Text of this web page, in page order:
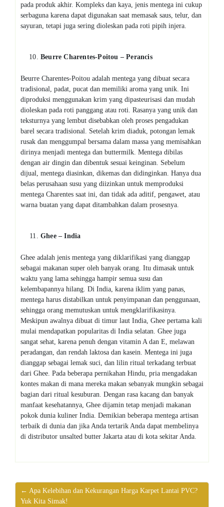
pada produk akhir. Kompleks dan kaya, jenis mentega ini cukup
serbaguna karena dapat digunakan saat memasak saus, telur, dan
sayuran, tetapi juga sering dioleskan pada roti pipih injera.
Beurre Charentes-Poitou – Perancis
Beurre Charentes-Poitou adalah mentega yang dibuat secara
tradisional, padat, pucat dan memiliki aroma yang unik. Ini
diproduksi menggunakan krim yang dipasteurisasi dan mudah
dioleskan pada roti panggang atau roti. Rasanya yang unik dan
teksturnya yang lembut disebabkan oleh proses pengadukan
barel secara tradisional. Setelah krim diaduk, potongan lemak
rusak dan menggumpal bersama dalam massa yang memisahkan
dirinya menjadi mentega dan buttermilk. Mentega dibilas
dengan air dingin dan dibentuk sesuai keinginan. Sebelum
dijual, mentega diasinkan, dikemas dan didinginkan. Hanya dua
belas perusahaan susu yang diizinkan untuk memproduksi
mentega Charentes saat ini, dan tidak ada aditif, pengawet, atau
warna buatan yang dapat ditambahkan dalam prosesnya.
Ghee – India
Ghee adalah jenis mentega yang diklarifikasi yang dianggap
sebagai makanan super oleh banyak orang. Itu dimasak untuk
waktu yang lama sehingga hampir semua susu dan
kelembapannya hilang. Di India, karena iklim yang panas,
mentega harus distabilkan untuk penyimpanan dan penggunaan,
sehingga orang memutuskan untuk mengklarifikasinya.
Meskipun awalnya dibuat di timur laut India, Ghee pertama kali
mulai mendapatkan popularitas di India selatan. Ghee juga
sangat sehat, karena penuh dengan vitamin A dan E, melawan
peradangan, dan rendah laktosa dan kasein. Mentega ini juga
dianggap sebagai lemak suci, dan lilin ritual terkadang terbuat
dari Ghee. Pada beberapa pernikahan Hindu, pria mengadakan
kontes makan di mana mereka makan sebanyak mungkin sebagai
bagian dari ritual kesuburan. Dengan rasa kacang dan banyak
manfaat kesehatannya, Ghee dijamin tetap menjadi makanan
pokok dunia kuliner India. Demikian beberapa mentega artisan
terbaik di dunia dan jika Anda tertarik Anda dapat membelinya
di distributor unsalted butter Jakarta atau di kota sekitar Anda.
← Apa Kelebihan dan Kekurangan Harga Karpet Lantai PVC?
Yuk Kita Simak!